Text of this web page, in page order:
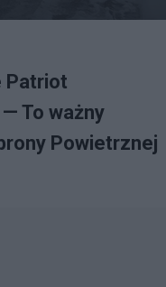
Patriot
To ważny
Powietrznej